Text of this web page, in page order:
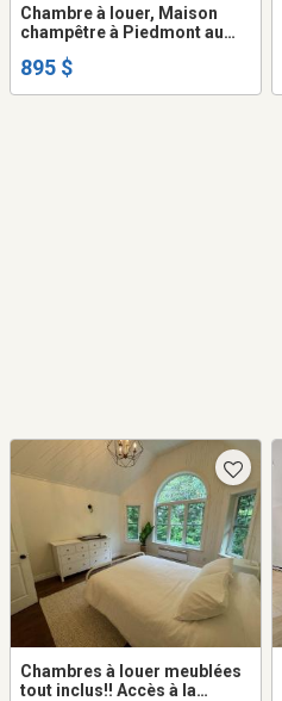
Chambre à louer, Maison
champêtre à Piedmont au
895 $
Chambres à louer meublées
tout inclus!! Accès à la